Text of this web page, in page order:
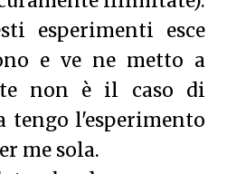
esperimenti esce
e ve ne metto a
non è il caso di
tengo l'esperimento
me sola.